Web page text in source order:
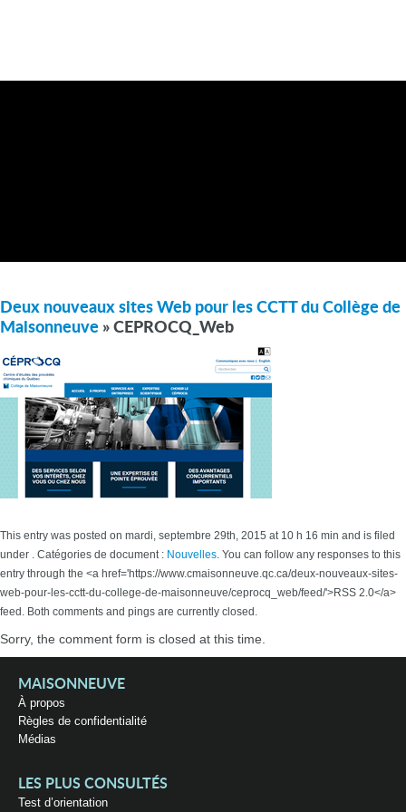
Deux nouveaux sites Web pour les CCTT du Collège de
Maisonneuve » CEPROCQ_Web
This entry was posted on mardi, septembre 29th, 2015 at 10 h 16 min and is filed
under . Catégories de document : Nouvelles. You can follow any responses to this
entry through the <a href='https://www.cmaisonneuve.qc.ca/deux-nouveaux-sites-
web-pour-les-cctt-du-college-de-maisonneuve/ceprocq_web/feed/'>RSS 2.0</a>
feed. Both comments and pings are currently closed.
Sorry, the comment form is closed at this time.
MAISONNEUVE
À propos
Règles de confidentialité
Médias
LES PLUS CONSULTÉS
Test d’orientation